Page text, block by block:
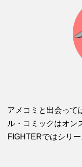
アメコミと出会って
ル・コミックはオン
FIGHTERではシリ